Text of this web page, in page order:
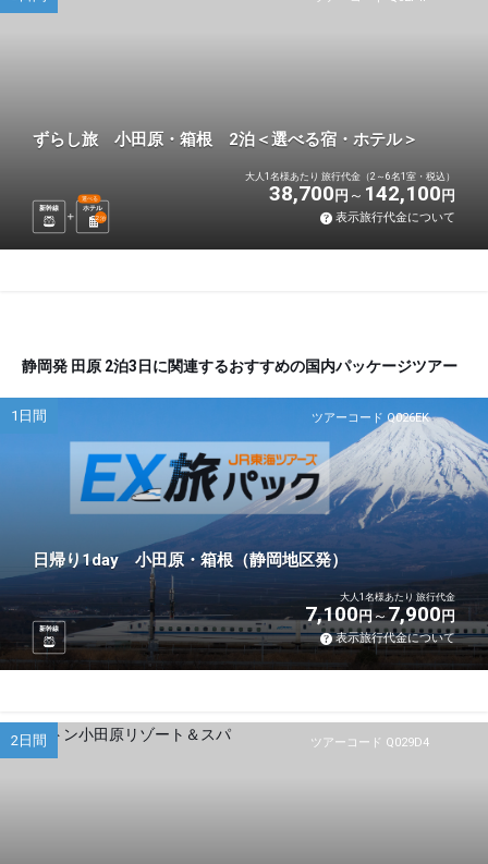
ずらし旅 小田原・箱根 2泊＜選べる宿・ホテル＞
新幹線 ホテル
選べる
2泊
大人1名様あたり 旅行代金（2～6名1室・税込）
38,700 円 142,100 円
表示旅行代金について
静岡発 田原 2泊3日に関連するおすすめの国内パッケージツアー
ツアーコード Q026EK
1日間
日帰り1day 小田原・箱根（静岡地区発）
新幹線
大人1名様あたり 旅行代金
7,100円 7,900円
表示旅行代金について
ツアーコード Q029D4
2日間